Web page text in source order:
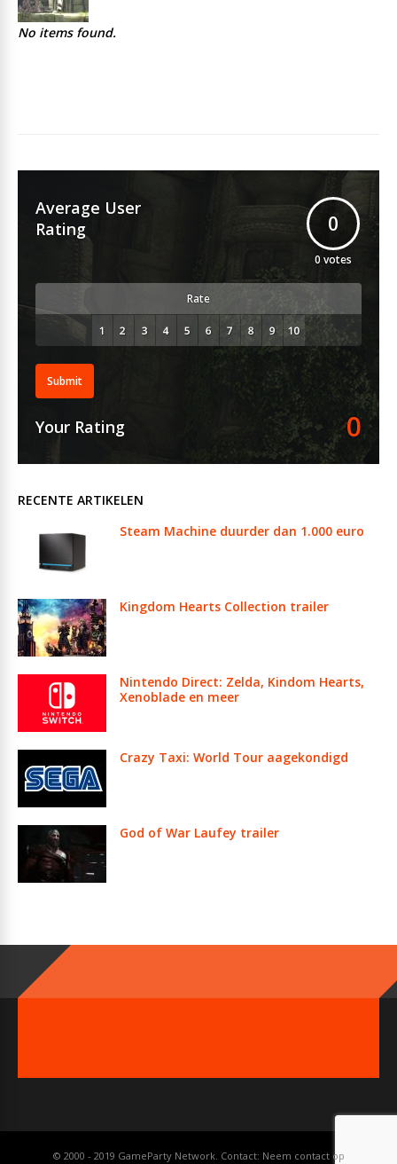
No items found.
Average User
Rating
0
0 votes
Rate
Submit
Your Rating 0
RECENTE ARTIKELEN
Steam Machine duurder dan 1.000 euro
Kingdom Hearts Collection trailer
Nintendo Direct: Zelda, Kindom Hearts,
Xenoblade en meer
Crazy Taxi: World Tour aagekondigd
God of War Laufey trailer
© 2000 - 2019 GameParty Network. Contact: Neem contact op